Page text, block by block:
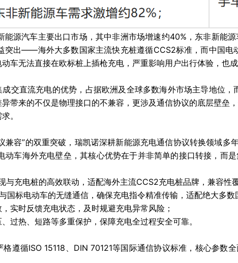
源汽车主要出口市场，其中非洲市场增速约40%，东非新能
出——海外大多数国家主流快充桩遵循CCS2标准，而中国电
车无法直接在欧标桩上插枪充电，严重影响用户出行体验，也
交直流充电的优势，占据欧洲及全球多数海外市场主导地位
带来的不仅是物理接口的不兼容，更涉及通信协议的底层壁垒
。
容”的双重突破，瑞凯诺深耕新能源充电通信协议转换领域多
车海外充电壁垒，其核心优势在于并非简单的接口转接，而
充电桩的高效联动，适配海外主流CCS2充电桩品牌，兼容性
国标电动车的无缝通信，确保充电指令精准传输，适配绝大多数
实时反馈充电状态，及时规避充电异常风险；
过热、短路等多重保护，保障充电全过程安全可靠。
遵循ISO 15118、DIN 70121等国际通信协议标准，核心参数